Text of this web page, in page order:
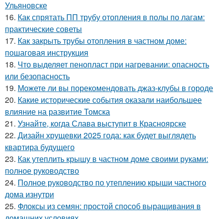
Ульяновске
16. Как спрятать ПП трубу отопления в полы по лагам:
практические советы
17. Как закрыть трубы отопления в частном доме:
пошаговая инструкция
18. Что выделяет пенопласт при нагревании: опасность
или безопасность
19. Можете ли вы порекомендовать джаз-клубы в городе
20. Какие исторические события оказали наибольшее
влияние на развитие Томска
21. Узнайте, когда Слава выступит в Красноярске
22. Дизайн хрущевки 2025 года: как будет выглядеть
квартира будущего
23. Как утеплить крышу в частном доме своими руками:
полное руководство
24. Полное руководство по утеплению крыши частного
дома изнутри
25. Флоксы из семян: простой способ выращивания в